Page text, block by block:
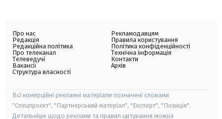
Про нас
Редакція
Редакційна політика
Про телеканал
Телеведучі
Вакансії
Структура власності
Рекламодавцям
Правила користування
Політика конфіденційності
Технічна інформація
Контакти
Архів
Всі комерційні рекламні матеріали позначені словами
"Спецпроєкт", "Партнерський матеріал", "Експерт", "Позиція".
Детальніше щодо реклами та правил цитування можна